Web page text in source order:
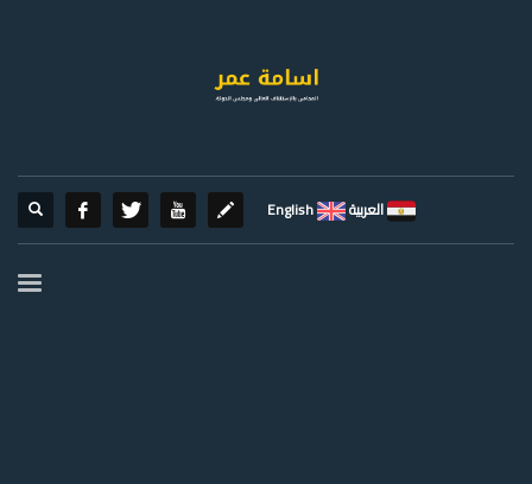
العربية English